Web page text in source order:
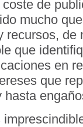
de
mucho
recursos, de
que
en
que
hasta